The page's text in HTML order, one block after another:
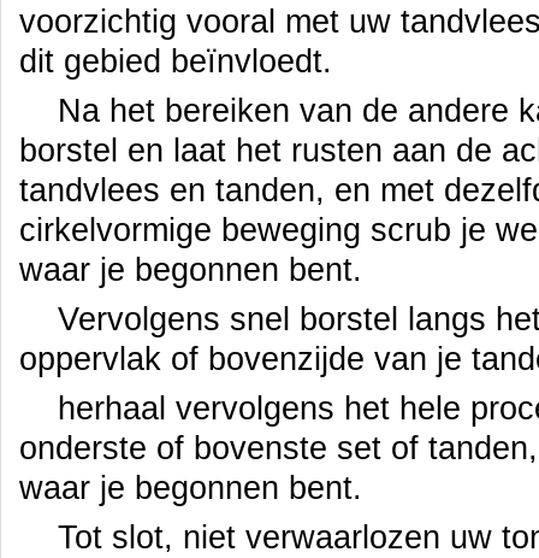
voorzichtig vooral met uw
dit gebied beïnvloedt.
Na het bereiken van de andere
borstel en laat het rusten aan de
tandvlees en tanden, en met
cirkelvormige beweging scrub je
waar je begonnen bent.
Vervolgens snel borstel langs
oppervlak of bovenzijde van je
herhaal vervolgens het hele
onderste of bovenste set of
waar je begonnen bent.
Tot slot, niet verwaarlozen uw